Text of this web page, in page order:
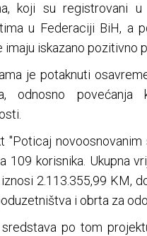
koji su registrovani
u Federaciji BiH, a
imaju iskazano pozitivno
je potaknuti
odnosno
"Poticaj
109 korisnika. Ukupna
iznosi 2.113.355,99 KM,
i obrta za
po tom